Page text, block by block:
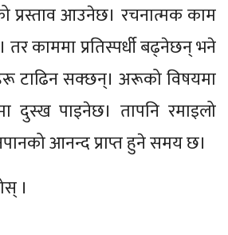
प्रस्ताव आउनेछ। रचनात्मक काम
तर काममा प्रतिस्पर्धी बढ्नेछन् भने
टाढिन सक्छन्। अरूको विषयमा
दुस्ख पाइनेछ। तापनि रमाइलो
आनन्द प्राप्त हुने समय छ।
।